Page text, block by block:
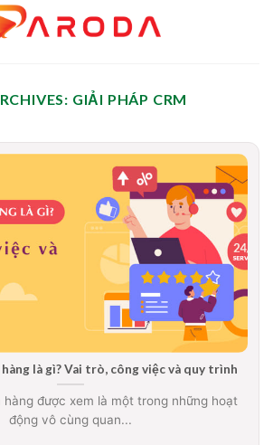
GIẢI PHÁP CRM
là gì? Vai trò, công việc và quy trình
hàng được xem là một trong những hoạt
động vô cùng quan...